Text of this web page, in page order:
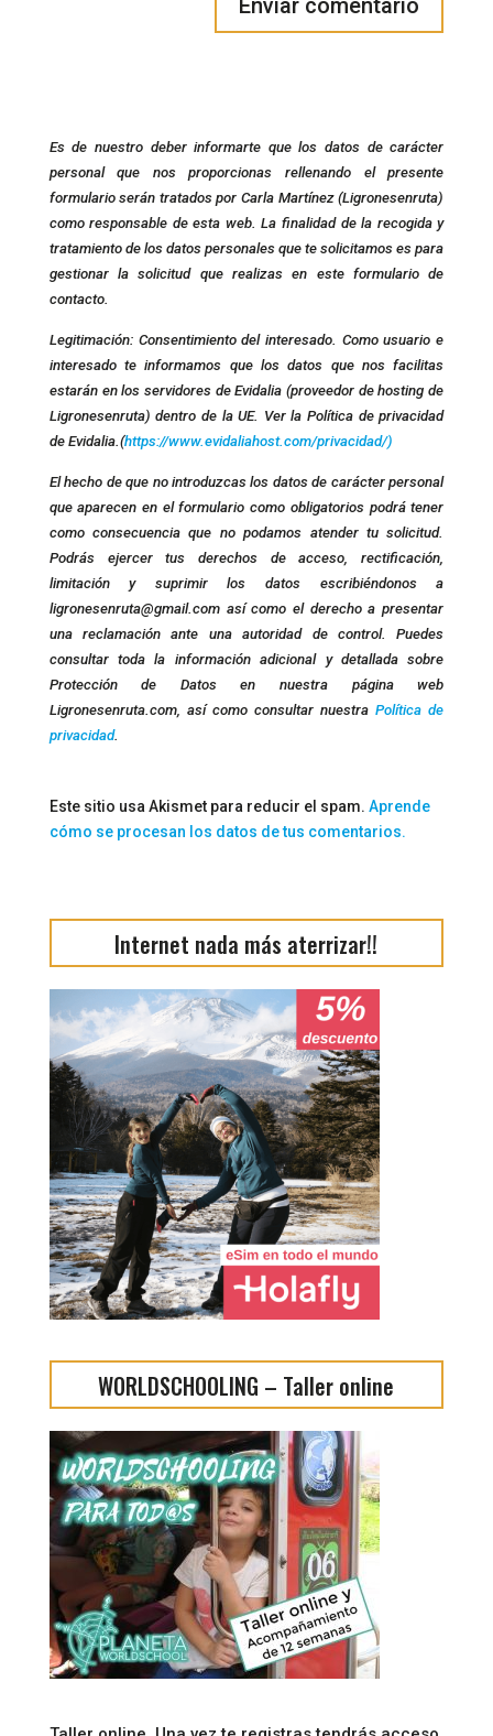
Es de nuestro deber informarte que los datos de carácter
personal que nos proporcionas rellenando el presente
formulario serán tratados por Carla Martínez (Ligronesenruta)
como responsable de esta web. La finalidad de la recogida y
tratamiento de los datos personales que te solicitamos es para
gestionar la solicitud que realizas en este formulario de
contacto.
Legitimación: Consentimiento del interesado. Como usuario e
interesado te informamos que los datos que nos facilitas
estarán en los servidores de Evidalia (proveedor de hosting de
Ligronesenruta) dentro de la UE. Ver la Política de privacidad
de Evidalia.(https://www.evidaliahost.com/privacidad/)
El hecho de que no introduzcas los datos de carácter personal
que aparecen en el formulario como obligatorios podrá tener
como consecuencia que no podamos atender tu solicitud.
Podrás ejercer tus derechos de acceso, rectificación,
limitación y suprimir los datos escribiéndonos a
ligronesenruta@gmail.com así como el derecho a presentar
una reclamación ante una autoridad de control. Puedes
consultar toda la información adicional y detallada sobre
Protección de Datos en nuestra página web
Ligronesenruta.com, así como consultar nuestraPolítica de
privacidad.
Este sitio usa Akismet para reducir el spam. Aprende
cómo se procesan los datos de tus comentarios.
Internet nada más aterrizar!!
WORLDSCHOOLING – Taller online